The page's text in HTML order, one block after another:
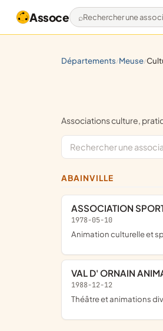
Assoce Rechercher une
départements/ meuse/
Associations culture,
ABAINVILLE
ASSOCIATION
1978-05-10
animation culturelle et
VAL D' ORNAIN
1988-12-12
théâtre et animations